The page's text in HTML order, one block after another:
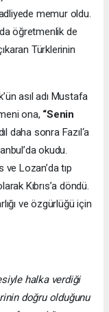
memur oldu.
öğretmenlik de
Türklerinin
asıl adı Mustafa
ona, “Senin
daha sonra Fazıl‘a
okudu.
ve Lozan’da tıp
Kıbrıs’a döndü.
ve özgürlüğü için
halka verdiği
doğru olduğunu